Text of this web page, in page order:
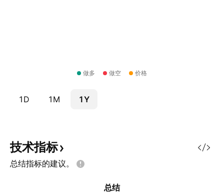
做多 做空 价格
1D 1M 1Y
技术指标
总结指标的建议。
总结